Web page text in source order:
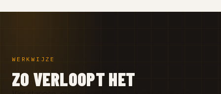
WERKWIJZE
ZO VERLOOPT HET